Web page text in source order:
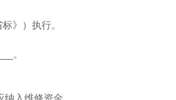
》）执行。